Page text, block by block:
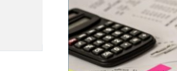
upptäcka vid köpet. Det
kan röra sig om
konstruktionsfel,
fuktproblem elle...